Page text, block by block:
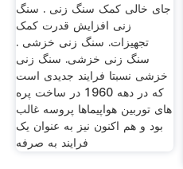
جای خالی کمک سنگ زنی . سنگ
زنی افزایش قدرت کمک
تجهیزات. سنگ زنی خزشی .
سنگ زنی خزشی. سنگ زنی
خزشی نسبتا فرایند جدیدی است
که در دهه 1960 در ساخت پره
های توربین هواپیماها پروسه غالب
بود و هم اکنون نیز به عنوان یک
فرایند به صرفه